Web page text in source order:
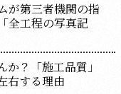
が第三者機関の指
全工程の写真記
？「施工品質」
右する理由